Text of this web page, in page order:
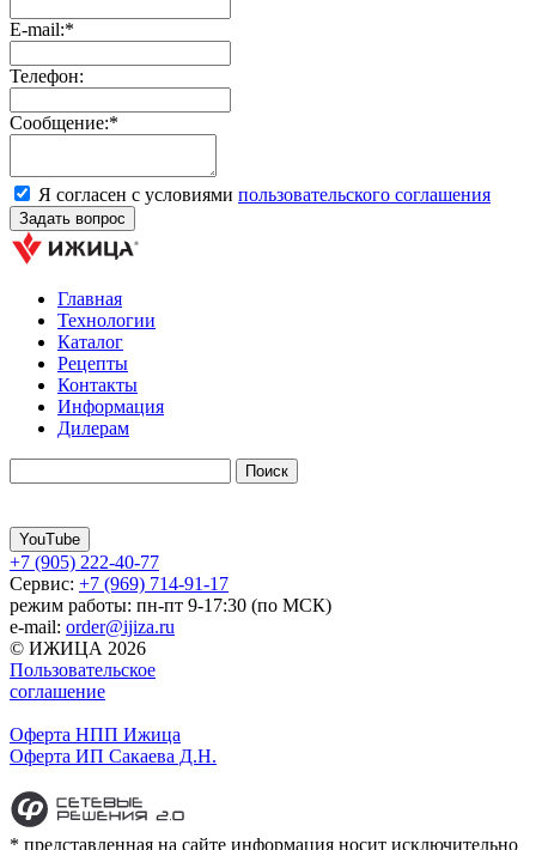
E-mail:*
Телефон:
Сообщение:*
Я согласен с условиями пользовательского соглашения
Главная
Технологии
Каталог
Рецепты
Контакты
Информация
Дилерам
YouTube
+7 (905) 222-40-77
Сервис: +7 (969) 714-91-17
режим работы: пн-пт 9-17:30 (по МСК)
e-mail: order@ijiza.ru
© ИЖИЦА 2026
Пользовательское
соглашение
Оферта НПП Ижица
Оферта ИП Сакаева Д.Н.
* представленная на сайте информация носит исключительно